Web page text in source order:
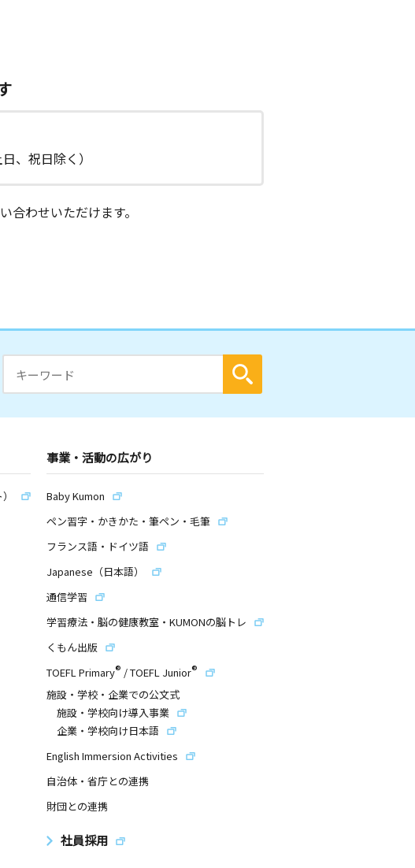
、祝日除く）
わせいただけます。
事業・活動の広がり
Baby Kumon
ペン習字・かきかた・筆ペン・毛筆
フランス語・ドイツ語
Japanese（日本語）
通信学習
学習療法・脳の健康教室・KUMONの脳トレ
くもん出版
TOEFL Primary® /TOEFL Junior®
施設・学校・企業での公文式
施設・学校向け導入事業
企業・学校向け日本語
English Immersion Activities
自治体・省庁との連携
財団との連携
社員採用